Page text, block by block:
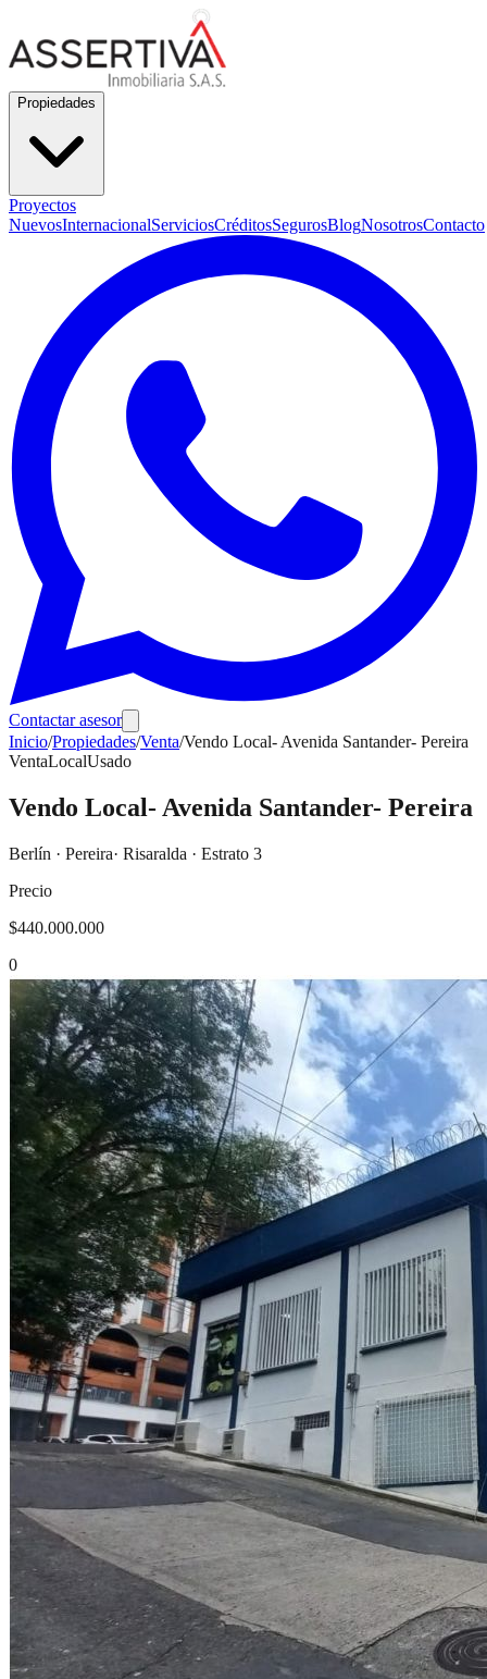
Propiedades
Proyectos
NuevosInternacionalServiciosCréditosSegurosBlogNosotrosContacto
Contactar asesor
Inicio/Propiedades/Venta/Vendo Local- Avenida Santander- Pereira
VentaLocalUsado
Vendo Local- Avenida Santander- Pereira
Berlín · Pereira· Risaralda · Estrato 3
Precio
$440.000.000
0